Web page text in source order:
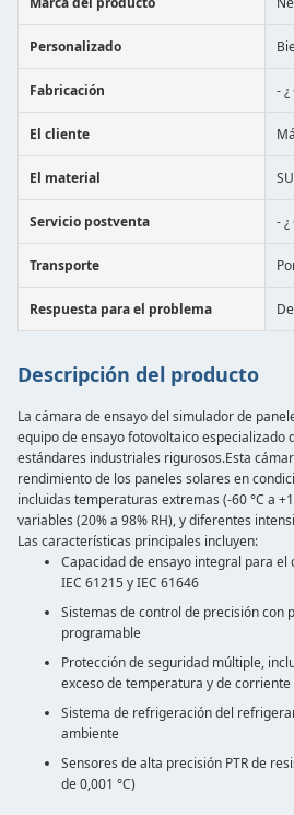
Personalizado
Fabricación - ¿
El cliente
El material
Servicio postventa - ¿
Transporte
Respuesta para el problema
Descripción del producto
La cámara de ensayo del simulador de
equipo de ensayo fotovoltaico especializado
estándares industriales rigurosos.Esta
rendimiento de los paneles solares en
incluidas temperaturas extremas (-60 °C a
variables (20% a 98% RH), y diferentes
Las características principales incluyen:
Capacidad de ensayo integral para
IEC 61215 y IEC 61646
Sistemas de control de precisión con
programable
Protección de seguridad múltiple,
exceso de temperatura y de corriente
Sistema de refrigeración del
ambiente
Sensores de alta precisión PTR de
de 0,001 °C)